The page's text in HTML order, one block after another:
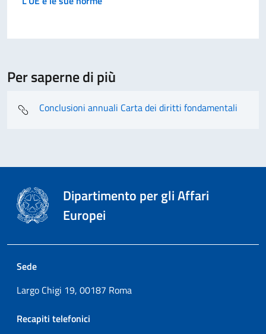
Per saperne di più
Conclusioni annuali Carta dei diritti fondamentali
Dipartimento per gli Affari
Europei
Sede
Largo Chigi 19, 00187 Roma
Recapiti telefonici